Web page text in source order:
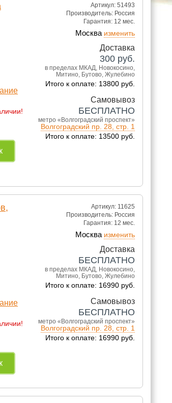
Артикул: 51493
Производитель: Россия
Гарантия: 12 мес.
Москва изменить
Доставка
300 руб.
в пределах МКАД, Новокосино,
Митино, Бутово, Жулебино
Итого к оплате: 13800 руб.
Самовывоз
БЕСПЛАТНО
метро «Волгоградский проспект»
Волгоградский пр. 28, стр. 1
Итого к оплате: 13500 руб.
Артикул: 11625
Производитель: Россия
Гарантия: 12 мес.
Москва изменить
Доставка
БЕСПЛАТНО
в пределах МКАД, Новокосино,
Митино, Бутово, Жулебино
Итого к оплате: 16990 руб.
Самовывоз
БЕСПЛАТНО
метро «Волгоградский проспект»
Волгоградский пр. 28, стр. 1
Итого к оплате: 16990 руб.